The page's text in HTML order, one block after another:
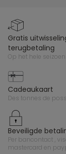
gratis uitwisseling en
terugbetaling
op het hele seizoen
cadeaukaart
des tonnes de
beveiligde
per bancontact , visa ,
mastercard en